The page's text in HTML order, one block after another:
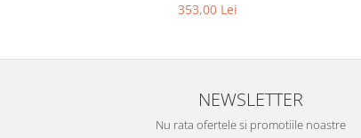
353,00 Lei
NEWSLETTER
Nu rata ofertele si promotiile noastre